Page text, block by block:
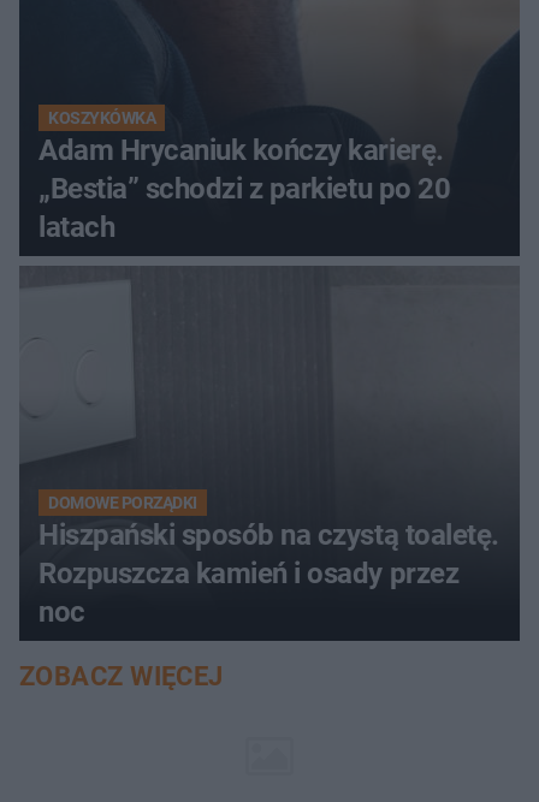
KOSZYKÓWKA
Adam Hrycaniuk kończy karierę.
„Bestia” schodzi z parkietu po 20
latach
DOMOWE PORZĄDKI
Hiszpański sposób na czystą toaletę.
Rozpuszcza kamień i osady przez
noc
ZOBACZ WIĘCEJ